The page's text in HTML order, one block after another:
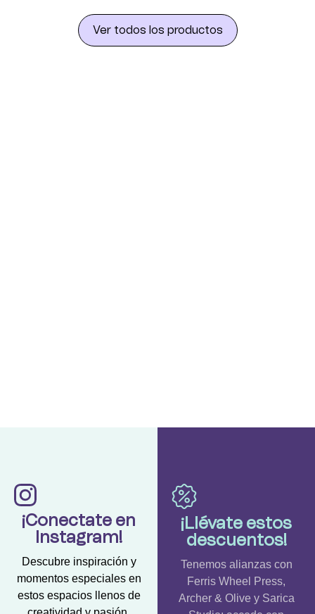
Ver todos los productos
¡Conectate en
Instagram!
Descubre inspiración y
momentos especiales en
estos espacios llenos de
¡Llévate estos
descuentos!
Tenemos alianzas con
Ferris Wheel Press,
Archer & Olive y Sarica